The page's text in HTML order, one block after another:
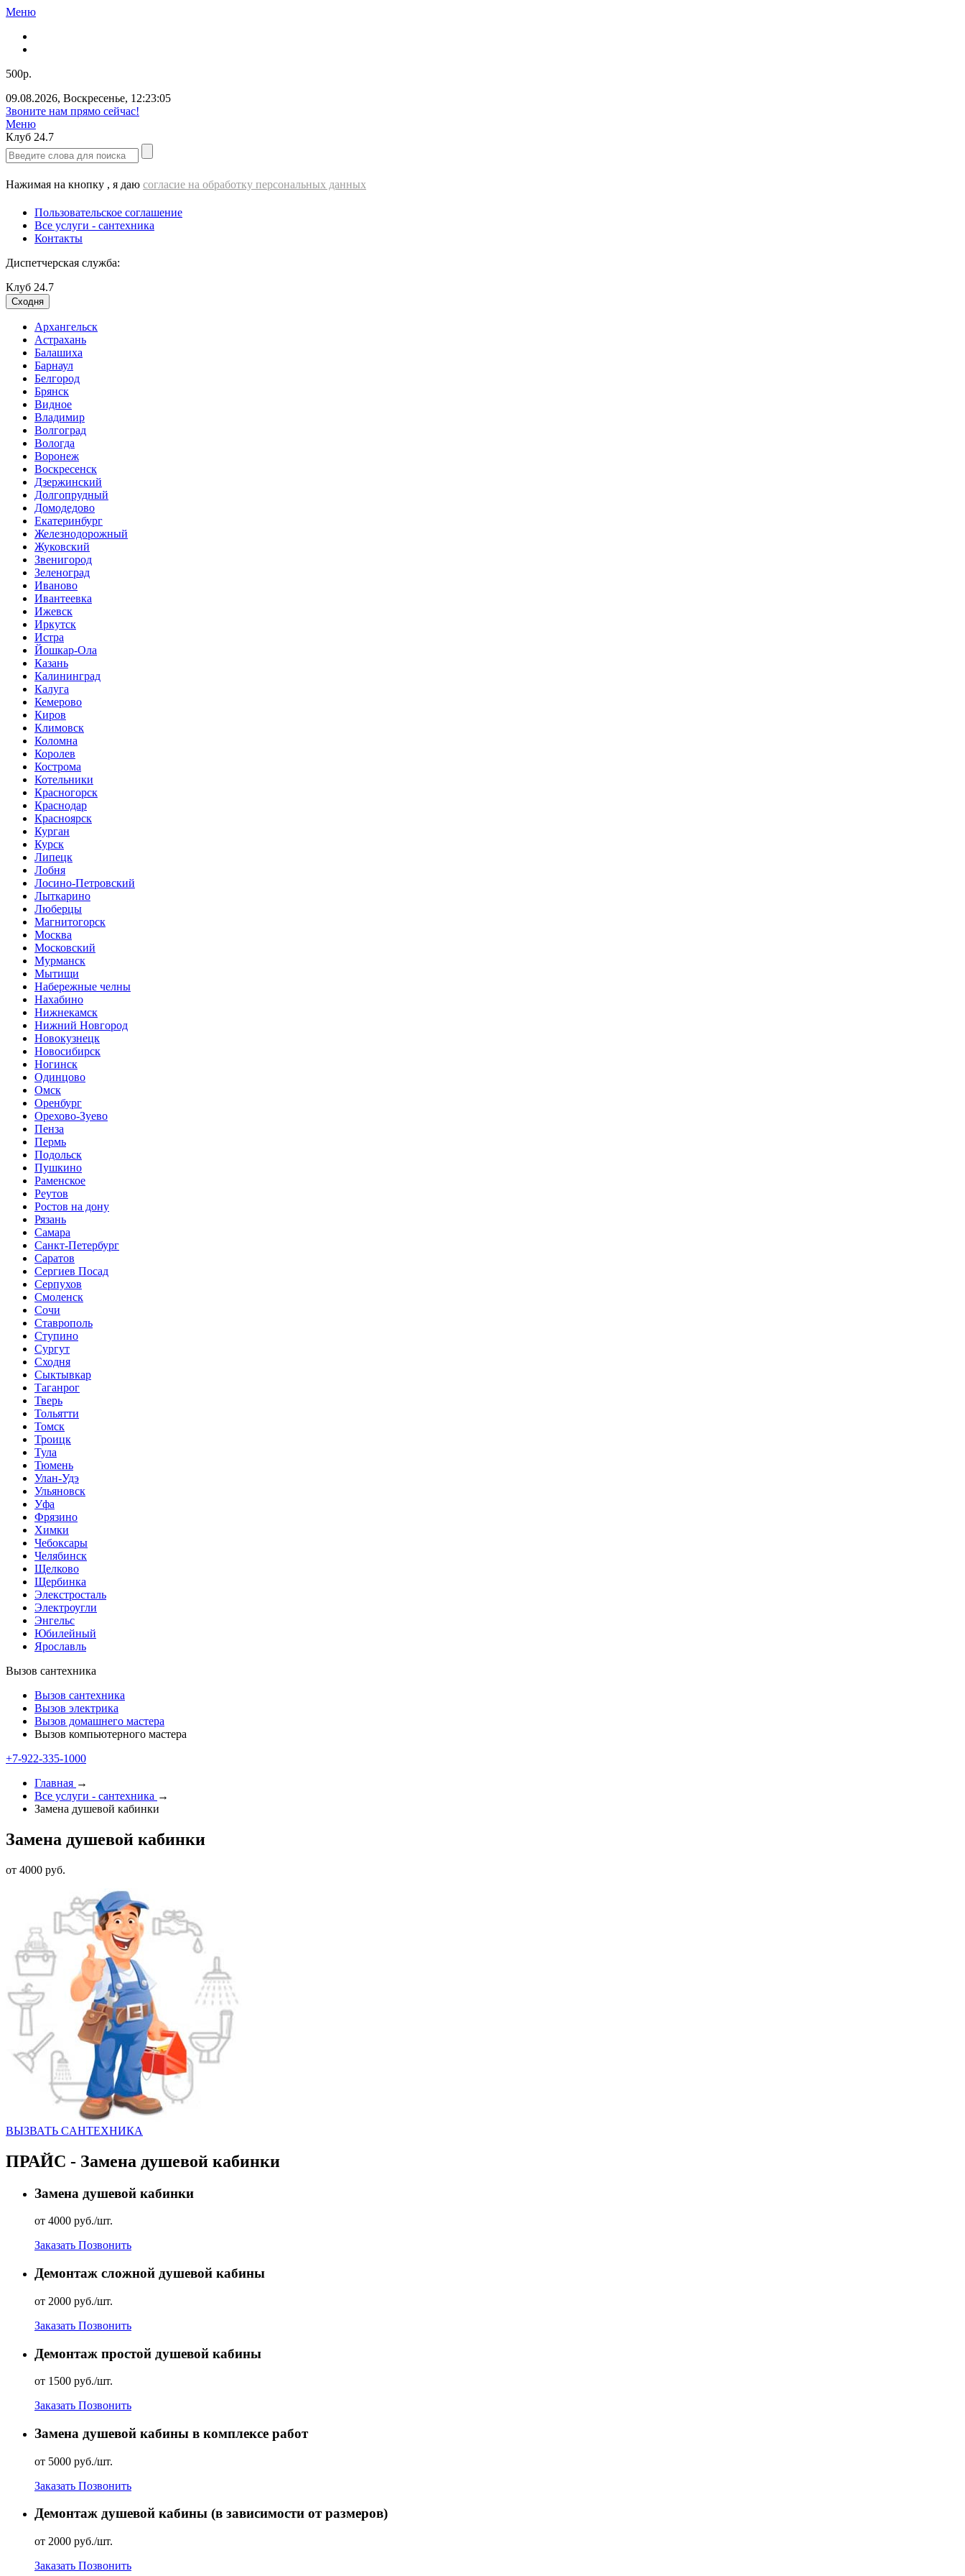
Меню
500р.
09.08.2026, Воскресенье, 12:23:06
Звоните нам прямо сейчас!
Меню
Клуб 24.7
Нажимая на кнопку , я даю согласие на обработку персональных данных
Пользовательское соглашение
Все услуги - cантехника
Контакты
Диспетчерская служба:
Клуб 24.7
Сходня
Архангельск
Астрахань
Балашиха
Барнаул
Белгород
Брянск
Видное
Владимир
Волгоград
Вологда
Воронеж
Воскресенск
Дзержинский
Долгопрудный
Домодедово
Екатеринбург
Железнодорожный
Жуковский
Звенигород
Зеленоград
Иваново
Ивантеевка
Ижевск
Иркутск
Истра
Йошкар-Ола
Казань
Калининград
Калуга
Кемерово
Киров
Климовск
Коломна
Королев
Кострома
Котельники
Красногорск
Краснодар
Красноярск
Курган
Курск
Липецк
Лобня
Лосино-Петровский
Лыткарино
Люберцы
Магнитогорск
Москва
Московский
Мурманск
Мытищи
Набережные челны
Нахабино
Нижнекамск
Нижний Новгород
Новокузнецк
Новосибирск
Ногинск
Одинцово
Омск
Оренбург
Орехово-Зуево
Пенза
Пермь
Подольск
Пушкино
Раменское
Реутов
Ростов на дону
Рязань
Самара
Санкт-Петербург
Саратов
Сергиев Посад
Серпухов
Смоленск
Сочи
Ставрополь
Ступино
Сургут
Сходня
Сыктывкар
Таганрог
Тверь
Тольятти
Томск
Троицк
Тула
Тюмень
Улан-Удэ
Ульяновск
Уфа
Фрязино
Химки
Чебоксары
Челябинск
Щелково
Щербинка
Элекстросталь
Электроугли
Энгельс
Юбилейный
Ярославль
Вызов сантехника
Вызов сантехника
Вызов электрика
Вызов домашнего мастера
Вызов компьютерного мастера
+7-922-335-1000
Главная →
Все услуги - cантехника →
Замена душевой кабинки
Замена душевой кабинки
от 4000 руб.
ВЫЗВАТЬ CАНТЕХНИКА
ПРАЙС - Замена душевой кабинки
Замена душевой кабинки
от 4000 руб./шт.
Заказать Позвонить
Демонтаж сложной душевой кабины
от 2000 руб./шт.
Заказать Позвонить
Демонтаж простой душевой кабины
от 1500 руб./шт.
Заказать Позвонить
Замена душевой кабины в комплексе работ
от 5000 руб./шт.
Заказать Позвонить
Демонтаж душевой кабины (в зависимости от размеров)
от 2000 руб./шт.
Заказать Позвонить